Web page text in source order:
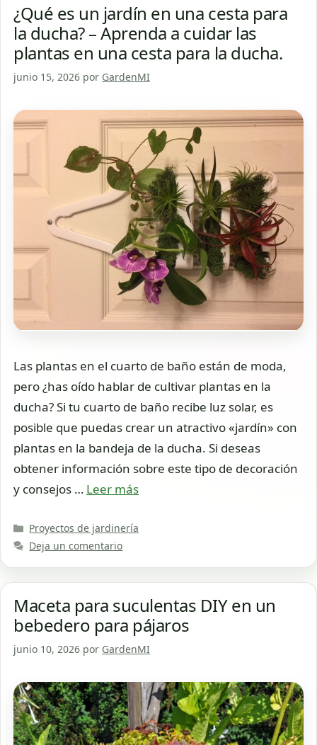
¿Qué es un jardín en una cesta para
la ducha? – Aprenda a cuidar las
plantas en una cesta para la ducha.
junio 15, 2026 por GardenMI
Las plantas en el cuarto de baño están de moda,
pero ¿has oído hablar de cultivar plantas en la
ducha? Si tu cuarto de baño recibe luz solar, es
posible que puedas crear un atractivo «jardín» con
plantas en la bandeja de la ducha. Si deseas
obtener información sobre este tipo de decoración
y consejos … Leer más
Categorías
Proyectos de jardinería
Deja un comentario
Maceta para suculentas DIY en un
bebedero para pájaros
junio 10, 2026 por GardenMI